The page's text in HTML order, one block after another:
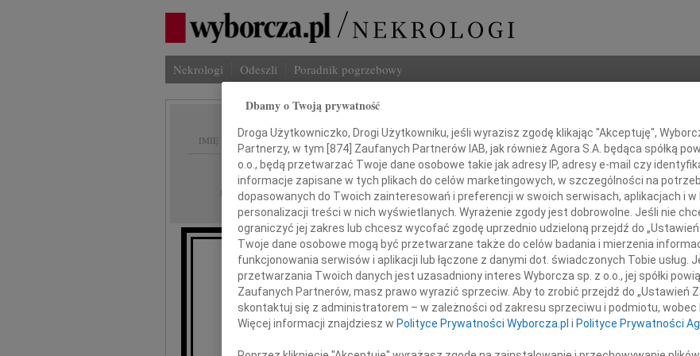
Nekrologi Odeszli Poradnik pogrzebowy
IMIĘ I NAZWISKO:
REGION: Kielce
DATA EMISJI: 07.02.2018
Wyrazy najszczerszego współczucia
Anecie Dutkiewicz
Imię i
INNE
Z
Z
Dbamy o Twoją prywatność
Droga Użytkowniczko, Drogi Użytkowniku, jeśli wyrazisz zgodę klikając "Akceptuję",
Partnerzy, w tym [874] Zaufanych Partnerów IAB, jak również Agora S.A. będąca spółką
o.o., będą przetwarzać Twoje dane osobowe takie jak adresy IP, adresy e-mail czy
informacje zapisane w tych plikach do celów marketingowych, w szczególności na
dopasowanych do Twoich zainteresowań i preferencji w swoich serwisach, aplikacjach i w
personalizacji treści w nich wyświetlanych. Wyrażenie zgody jest dobrowolne. Jeśli nie
ograniczyć jej zakres lub chcesz wycofać zgodę uprzednio udzieloną przejdź do „Ustawień
Twoje dane osobowe mogą być przetwarzane także do celów badania i mierzenia
funkcjonowania serwisów i aplikacji lub łączone z danymi dot. świadczonych Tobie usług.
przetwarzania Twoich danych jest uzasadniony interes Wyborcza sp. z o.o., jej spółki
Zaufanych Partnerów, masz prawo wyrazić sprzeciw. Aby to zrobić przejdź do „Ustawień
skontaktuj się z administratorem – w zależności od zakresu sprzeciwu i podmiotu, wobec
Więcej informacji znajdziesz w Polityce Prywatności Wyborcza.pl i Polityce Prywatności